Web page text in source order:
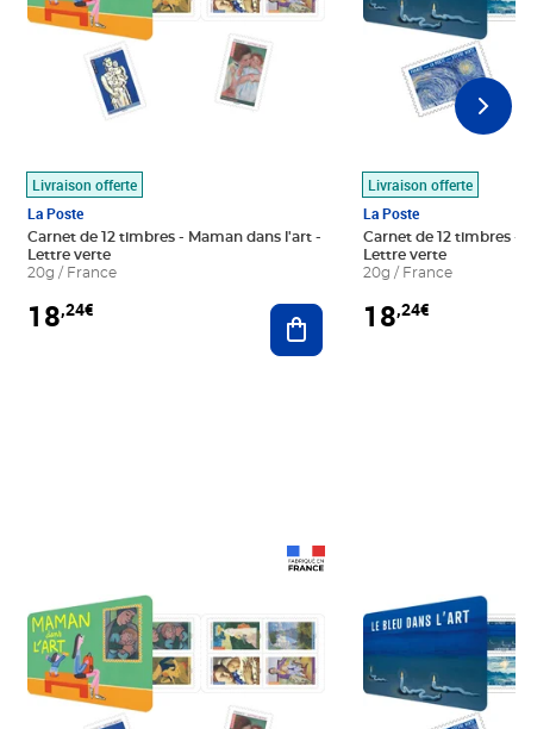
au panier
Livraison offerte
La Poste
Carnet de 12 timbres - Maman dans l'art -
Lettre verte
20g / France
18,24€ Ajouter au panier
Livraison offerte
La Poste
Carnet de 12 timbres - Le
Lettre verte
20g / France
18,24€